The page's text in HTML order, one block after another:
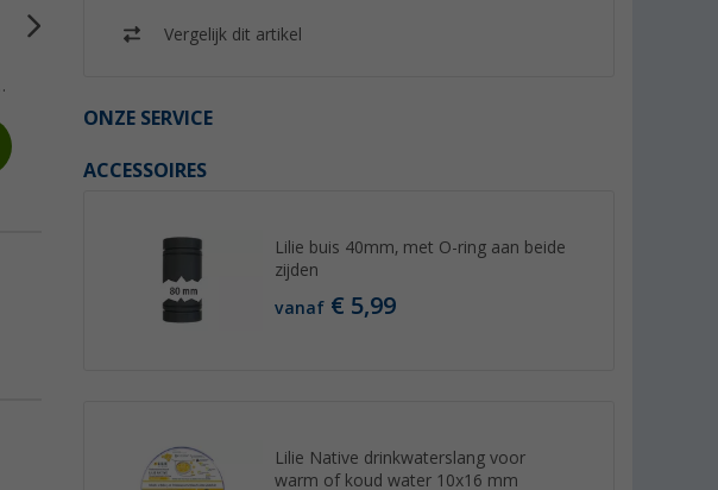
Vergelijk dit artikel
ONZE SERVICE
ACCESSOIRES
Lilie buis 40mm, met O-ring aan beide
zijden
vanaf € 5,99
Lilie Native drinkwaterslang voor
warm of koud water 10x16 mm
(99)
(€ 5,99 / 1 m)